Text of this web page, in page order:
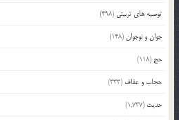
توصیه های تربیتی (498)
جوان و نوجوان(148)
حج (118)
حجاب و عفاف (333)
حدیث (1,737)